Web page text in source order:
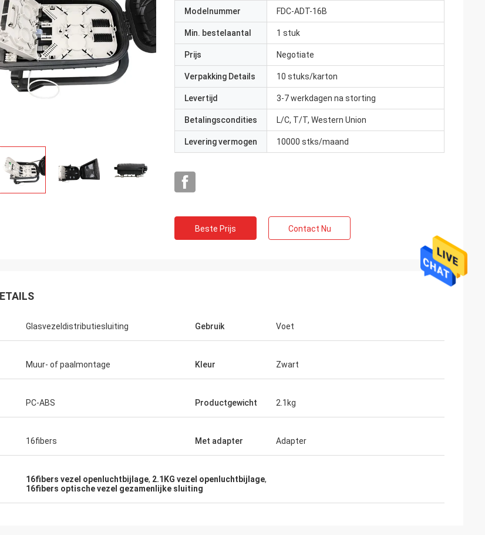
rhode alain,Frankrijk
professionals te werken. Ze zijn attent en
Modelnummer FDC-ADT-16B
Min. bestelaantal 1 stuk
Prijs Negotiate
Verpakking Details 10 stuks/karton
Levertijd 3-7 werkdagen na storting
Betalingscondities L/C, T/T, Western Union
Levering vermogen 10000 stks/maand
Beste Prijs Contact Nu
Glasvezeldistributiesluiting Gebruik Voet
Muur- of paalmontage Kleur Zwart
PC-ABS Productgewicht 2.1kg
16fibers Met adapter Adapter
16fibers vezel openluchtbijlage, 2.1KG vezel openluchtbijlage,
16fibers optische vezel gezamenlijke sluiting